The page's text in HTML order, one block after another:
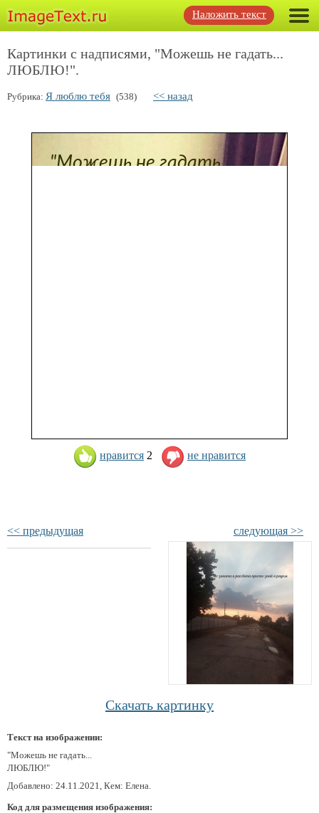
Наложить текст
Картинки с надписями, "Можешь не гадать...
ЛЮБЛЮ!".
Рубрика: Я люблю тебя (538) << назад
нравится 2 не нравится
<< предыдущая следующая >>
Скачать картинку
Текст на изображении:
"Можешь не гадать...
ЛЮБЛЮ!"
Добавлено: 24.11.2021, Кем: Елена.
Код для размещения изображения: